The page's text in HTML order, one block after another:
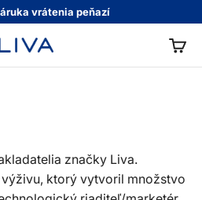
vrátenia peňazí
LIVA
nula cukru a
značky Liva.
výživu, ktorý vytvoril množstvo